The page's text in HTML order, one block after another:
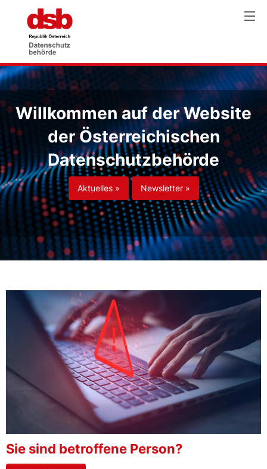
Willkommen auf der Website
der Österreichischen
Datenschutzbehörde
Aktuelles » Newsletter »
Sie sind betroffene Person?